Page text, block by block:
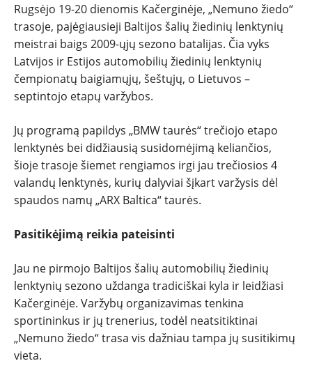
NAUJIENOS
TESTAI
NAUJI
REPORTAŽAI
SPORTAS
PATARIMAI
ĮVAIRENYBĖS
Rugsėjo 19-20 dienomis Kačerginėje, „Nemuno žiedo“
trasoje, pajėgiausieji Baltijos šalių žiedinių lenktynių
meistrai baigs 2009-ųjų sezono batalijas. Čia vyks
Latvijos ir Estijos automobilių žiedinių lenktynių
čempionatų baigiamųjų, šeštųjų, o Lietuvos –
septintojo etapų varžybos.
Jų programą papildys „BMW taurės“ trečiojo etapo
lenktynės bei didžiausią susidomėjimą keliančios,
šioje trasoje šiemet rengiamos irgi jau trečiosios 4
valandų lenktynės, kurių dalyviai šįkart varžysis dėl
spaudos namų „ARX Baltica“ taurės.
Pasitikėjimą reikia pateisinti
Jau ne pirmojo Baltijos šalių automobilių žiedinių
lenktynių sezono uždanga tradiciškai kyla ir leidžiasi
Kačerginėje. Varžybų organizavimas tenkina
sportininkus ir jų trenerius, todėl neatsitiktinai
„Nemuno žiedo“ trasa vis dažniau tampa jų susitikimų
vieta.